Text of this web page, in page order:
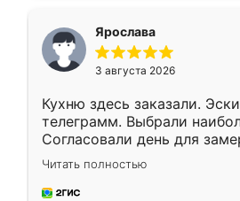
Ярослава
3 августа 2026
Кухню здесь заказали.
телеграмм. Выбрали
Согласовали день для
недели кухня была уже
довольны работой.
мебель за качественную
Читать полностью